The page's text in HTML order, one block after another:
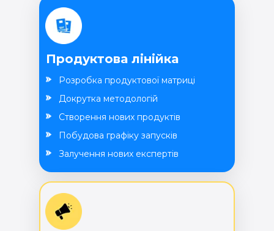
Продуктова лінійка
Розробка продуктової матриці
Створення нових продуктів
Докрутка методологій
Побудова графіку запусків
Залучення нових експертів